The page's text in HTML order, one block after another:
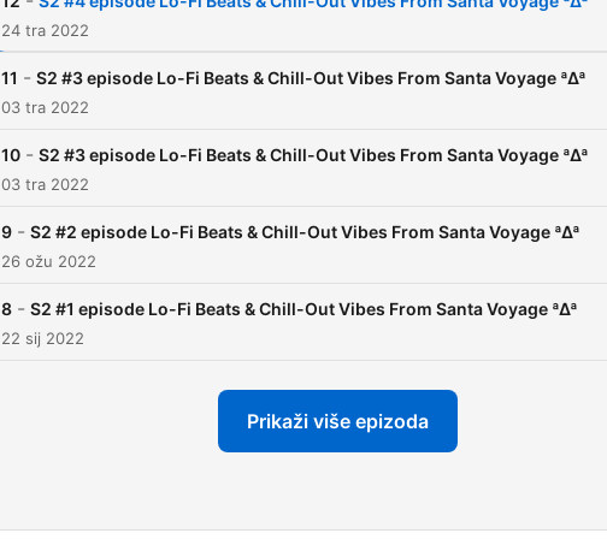
ripromette di sviluppare la
questo podcast raccoglie
Wave, Vaporwave ed è
chi studia, lavora o per chi
vuole rilassarsi. Tutte le
https://
Segui :
24 tra 2022
11 - S2 #3 episode Lo-Fi Beats & Chill-Out Vibes From Santa Voyage ª∆ª
03 tra 2022
10 - S2 #3 episode Lo-Fi Beats & Chill-Out Vibes From Santa Voyage ª∆ª
03 tra 2022
9 - S2 #2 episode Lo-Fi Beats & Chill-Out Vibes From Santa Voyage ª∆ª
26 ožu 2022
8 - S2 #1 episode Lo-Fi Beats & Chill-Out Vibes From Santa Voyage ª∆ª
22 sij 2022
Prikaži više epizoda